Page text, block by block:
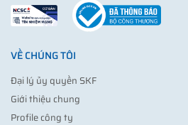
VỀ CHÚNG TÔI
Đại lý ủy quyền SKF
Giới thiệu chung
Profile công ty